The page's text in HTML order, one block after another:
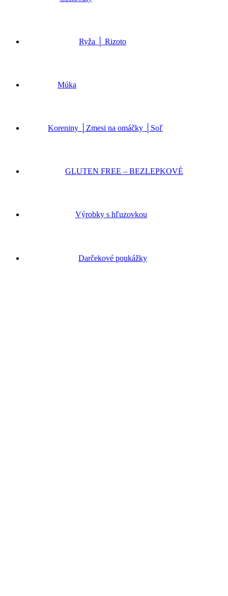
Ryža │ Rizoto
Múka
Koreniny │Zmesi na omáčky │Soľ
GLUTEN FREE – BEZLEPKOVÉ
Výrobky s hľuzovkou
Darčekové poukážky